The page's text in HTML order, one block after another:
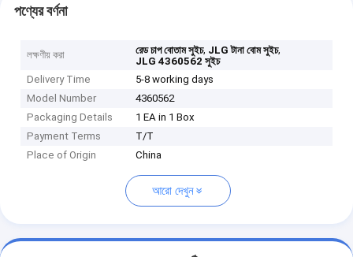
পণ্যের বর্ণনা
লক্ষণীয় করা রেড চাপ বোতাম সুইচ, JLG টানা বোম সুইচ,
JLG 4360562 সুইচ
Delivery Time
5-8 working days
Model Number
4360562
Packaging Details
1 EA in 1 Box
Payment Terms
T/T
Place of Origin
China
আরো দেখুন